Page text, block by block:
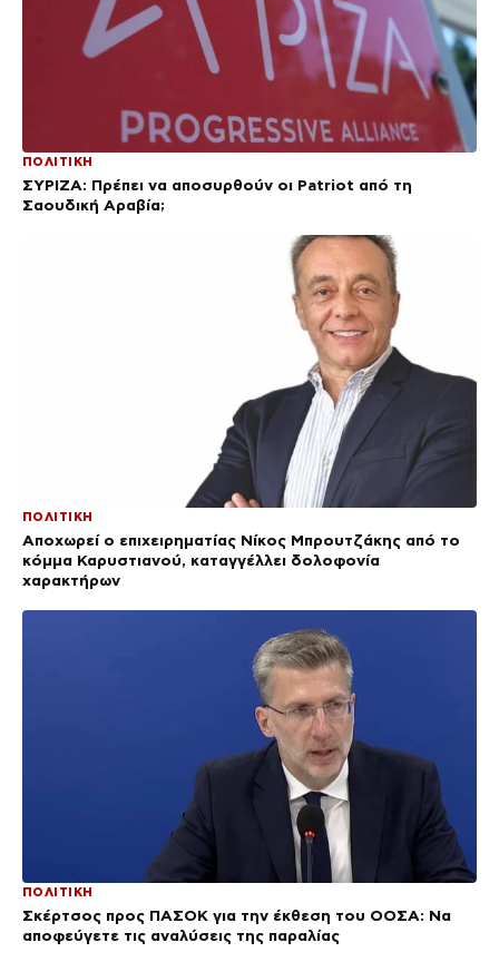
ΠΟΛΙΤΙΚΗ
ΣΥΡΙΖΑ: Πρέπει να αποσυρθούν οι Patriot από τη
Σαουδική Αραβία;
ΠΟΛΙΤΙΚΗ
Αποχωρεί ο επιχειρηματίας Νίκος Μπρουτζάκης από το
κόμμα Καρυστιανού, καταγγέλλει δολοφονία
χαρακτήρων
ΠΟΛΙΤΙΚΗ
Σκέρτσος προς ΠΑΣΟΚ για την έκθεση του ΟΟΣΑ: Να
αποφεύγετε τις αναλύσεις της παραλίας